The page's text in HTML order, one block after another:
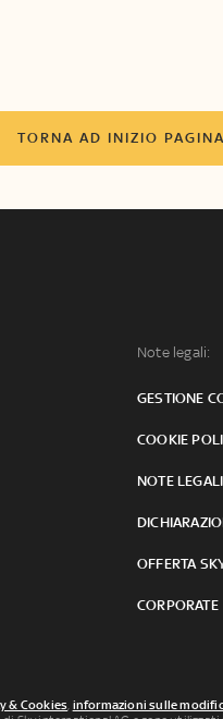
TORNA AD INIZIO PAGINA
Note legali:
GESTIONE
COOKIE
NOTE LEGALI
OFFERTA
CORPORATE
& Cookies, informazioni sulle